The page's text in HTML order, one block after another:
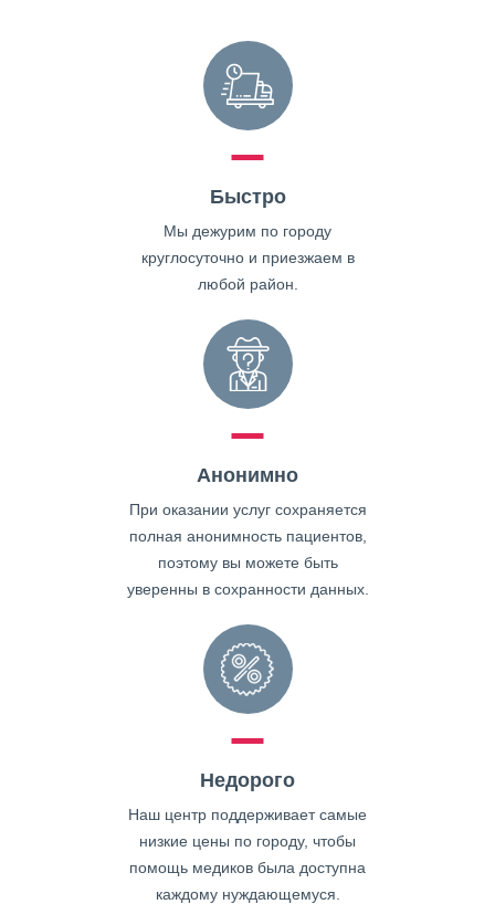
Быстро
Мы дежурим по городу
круглосуточно и приезжаем в
любой район.
Анонимно
При оказании услуг сохраняется
полная анонимность пациентов,
поэтому вы можете быть
уверенны в сохранности данных.
Недорого
Наш центр поддерживает самые
низкие цены по городу, чтобы
помощь медиков была доступна
каждому нуждающемуся.